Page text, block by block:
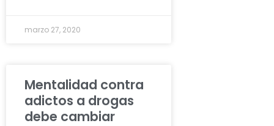
marzo 27, 2020
Mentalidad contra
adictos a drogas
debe cambiar